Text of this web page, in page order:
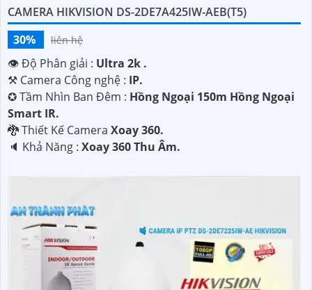
CAMERA HIKVISION DS-2DE7A425IW-AEB(T5)
30%
liên hệ
👁 Độ Phân giải : Ultra 2k .
⚒ Camera Công nghệ : IP.
✪ Tầm Nhìn Ban Đêm : Hồng Ngoại 150m Hồng Ngoại
Smart IR.
🐉️ Thiết Kế Camera Xoay 360.
️🔈 Khả Năng : Xoay 360 Thu Âm.